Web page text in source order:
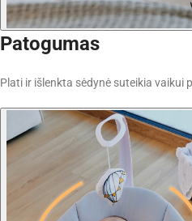
Patogumas
Plati ir išlenkta sėdynė suteikia vaikui